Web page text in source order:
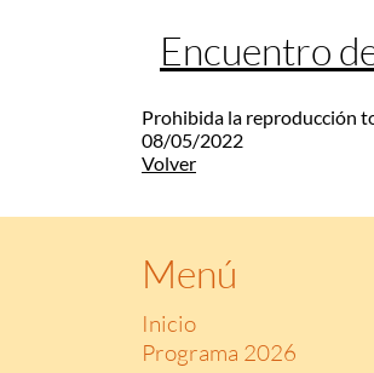
Encuentro
Prohibida la reproducción
08/05/2022
Volver
Menú
Inicio
Programa 2026